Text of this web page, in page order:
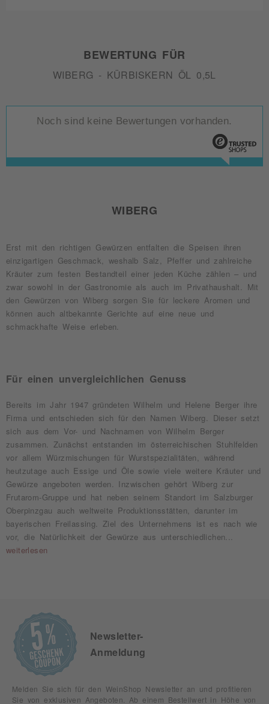
BEWERTUNG FÜR
WIBERG - KÜRBISKERN ÖL 0,5L
Noch sind keine Bewertungen vorhanden.
WIBERG
Erst mit den richtigen Gewürzen entfalten die Speisen ihren
einzigartigen Geschmack, weshalb Salz, Pfeffer und zahlreiche
Kräuter zum festen Bestandteil einer jeden Küche zählen – und
zwar sowohl in der Gastronomie als auch im Privathaushalt. Mit
den Gewürzen von Wiberg sorgen Sie für leckere Aromen und
können auch altbekannte Gerichte auf eine neue und
schmackhafte Weise erleben.
Für einen unvergleichlichen Genuss
Bereits im Jahr 1947 gründeten Wilhelm und Helene Berger ihre
Firma und entschieden sich für den Namen Wiberg. Dieser setzt
sich aus dem Vor- und Nachnamen von Wilhelm Berger
zusammen. Zunächst entstanden im österreichischen Stuhlfelden
vor allem Würzmischungen für Wurstspezialitäten, während
heutzutage auch Essige und Öle sowie viele weitere Kräuter und
Gewürze angeboten werden. Inzwischen gehört Wiberg zur
Frutarom-Gruppe und hat neben seinem Standort im Salzburger
Oberpinzgau auch weltweite Produktionsstätten, darunter im
bayerischen Freilassing. Ziel des Unternehmens ist es nach wie
vor, die Natürlichkeit der Gewürze aus unterschiedlichen...
weiterlesen
Newsletter-
Anmeldung
Melden Sie sich für den WeinShop Newsletter an und profitieren
Sie von exklusiven Angeboten. Ab einem Bestellwert in Höhe von